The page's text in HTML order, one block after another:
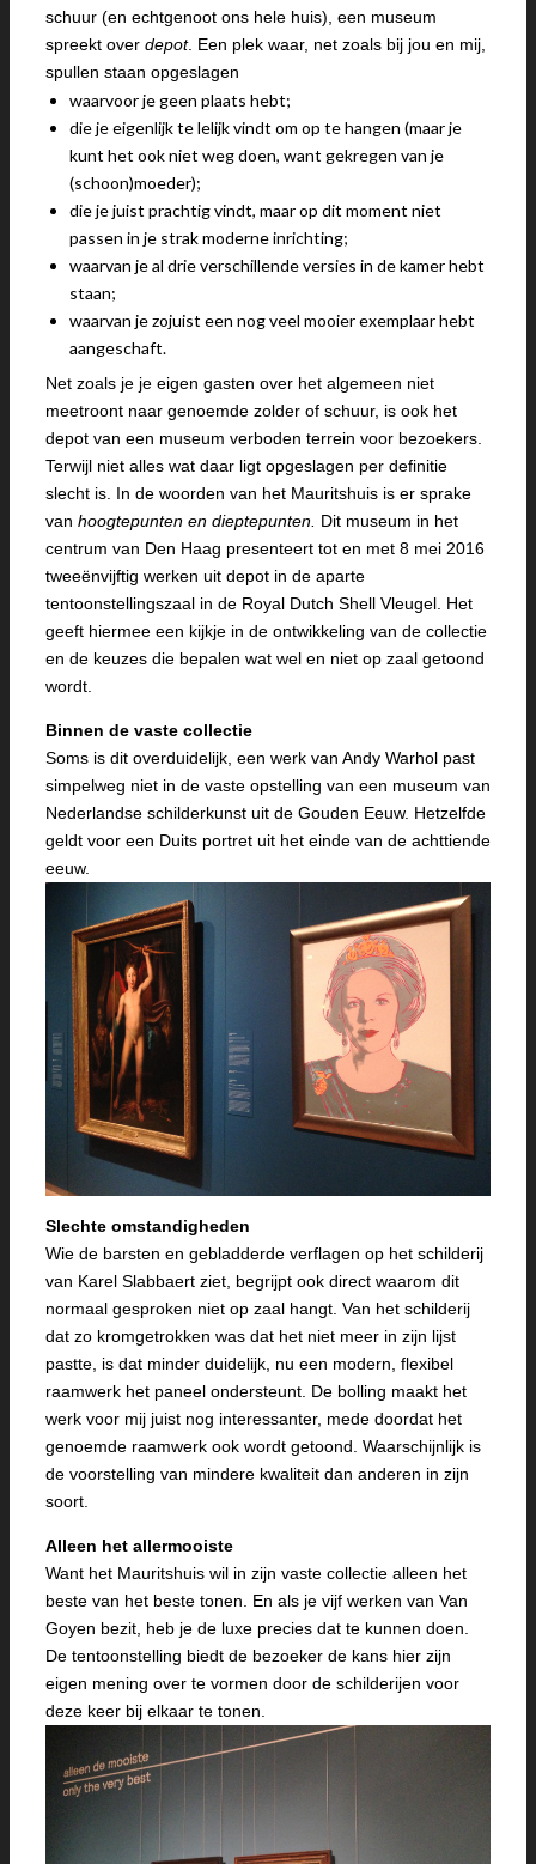
schuur (en echtgenoot ons hele huis), een museum
spreekt over depot. Een plek waar, net zoals bij jou en mij,
spullen staan opgeslagen
waarvoor je geen plaats hebt;
die je eigenlijk te lelijk vindt om op te hangen (maar je
kunt het ook niet weg doen, want gekregen van je
(schoon)moeder);
die je juist prachtig vindt, maar op dit moment niet
passen in je strak moderne inrichting;
waarvan je al drie verschillende versies in de kamer hebt
staan;
waarvan je zojuist een nog veel mooier exemplaar hebt
aangeschaft.
Net zoals je je eigen gasten over het algemeen niet
meetroont naar genoemde zolder of schuur, is ook het
depot van een museum verboden terrein voor bezoekers.
Terwijl niet alles wat daar ligt opgeslagen per definitie
slecht is. In de woorden van het Mauritshuis is er sprake
van hoogtepunten en dieptepunten. Dit museum in het
centrum van Den Haag presenteert tot en met 8 mei 2016
tweeënvijftig werken uit depot in de aparte
tentoonstellingszaal in de Royal Dutch Shell Vleugel. Het
geeft hiermee een kijkje in de ontwikkeling van de collectie
en de keuzes die bepalen wat wel en niet op zaal getoond
wordt.
Binnen de vaste collectie
Soms is dit overduidelijk, een werk van Andy Warhol past
simpelweg niet in de vaste opstelling van een museum van
Nederlandse schilderkunst uit de Gouden Eeuw. Hetzelfde
geldt voor een Duits portret uit het einde van de achttiende
eeuw.
Slechte omstandigheden
Wie de barsten en gebladderde verflagen op het schilderij
van Karel Slabbaert ziet, begrijpt ook direct waarom dit
normaal gesproken niet op zaal hangt. Van het schilderij
dat zo kromgetrokken was dat het niet meer in zijn lijst
pastte, is dat minder duidelijk, nu een modern, flexibel
raamwerk het paneel ondersteunt. De bolling maakt het
werk voor mij juist nog interessanter, mede doordat het
genoemde raamwerk ook wordt getoond. Waarschijnlijk is
de voorstelling van mindere kwaliteit dan anderen in zijn
soort.
Alleen het allermooiste
Want het Mauritshuis wil in zijn vaste collectie alleen het
beste van het beste tonen. En als je vijf werken van Van
Goyen bezit, heb je de luxe precies dat te kunnen doen.
De tentoonstelling biedt de bezoeker de kans hier zijn
eigen mening over te vormen door de schilderijen voor
deze keer bij elkaar te tonen.